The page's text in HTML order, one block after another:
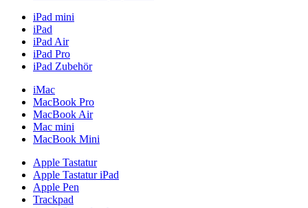
iPad mini
iPad
iPad Air
iPad Pro
iPad Zubehör
iMac
MacBook Pro
MacBook Air
Mac mini
MacBook Mini
Apple Tastatur
Apple Tastatur iPad
Apple Pen
Trackpad